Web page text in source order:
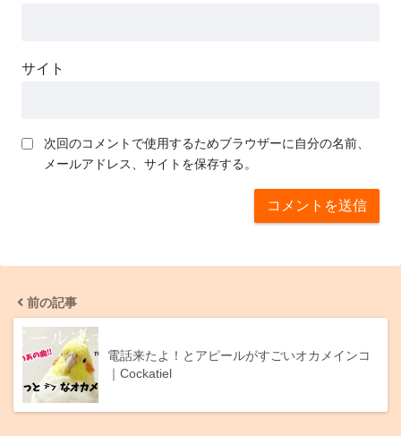
サイト
次回のコメントで使用するためブラウザーに自分の名前、
メールアドレス、サイトを保存する。
前の記事
電話来たよ！とアピールがすごいオカメインコ
｜Cockatiel